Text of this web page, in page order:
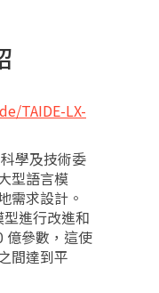
TAIDE-LX-
學及技術委
型語言模
需求設計。
進行改進和
億參數，這使
間達到平